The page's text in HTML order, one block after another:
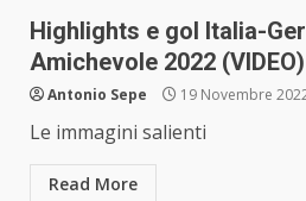
Highlights e gol Italia-
Amichevole 2022 (VIDEO)
Antonio Sepe 19 Novembre
Le immagini salienti
Read More